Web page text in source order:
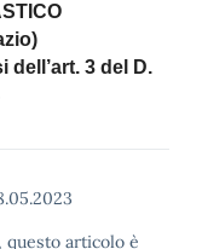
dell’art. 3 del D.
questo articolo è